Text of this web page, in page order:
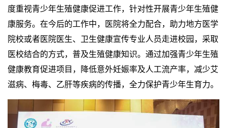
度重视青少年生殖健康促进工作，针对性开展青少年生殖健
康服务。在今后的工作中，医院将全力配合，助力地方医学
院校或者医院医生、卫生健康宣传专业人员走进校园，采取
医校结合的方式，普及生殖健康知识。通过加强青少年生殖
健康教育促进项目，降低意外妊娠率及人工流产率，减少艾
滋病、梅毒、乙肝等疾病的传播，全力保护青少年生育力。